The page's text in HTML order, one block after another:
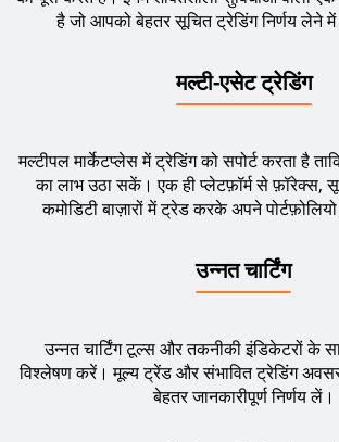
है जो आपको बेहतर सूचित ट्रेडिंग निर्णय लेने
मल्टी-एसेट ट्रेडिंग
मल्टीपल मार्केटप्लेस में ट्रेडिंग को सपोर्ट करता है
का लाभ उठा सकें। एक ही प्लेटफ़ॉर्म से
कमोडिटी बाज़ारों में ट्रेड करके अपने पोर्टफ़ोलियो
उन्नत चार्टिंग
उन्नत चार्टिंग टूल्स और तकनीकी इंडिकेटरों के
विश्लेषण करें। मूल्य ट्रेंड और संभावित ट्रेडिंग
बेहतर जानकारीपूर्ण निर्णय लें।